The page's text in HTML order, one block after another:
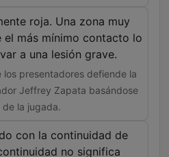
roja. Una zona muy
el más mínimo contacto lo
a una lesión grave.
los presentadores defiende la
Jeffrey Zapata basándose
la jugada.
con la continuidad de
no significa